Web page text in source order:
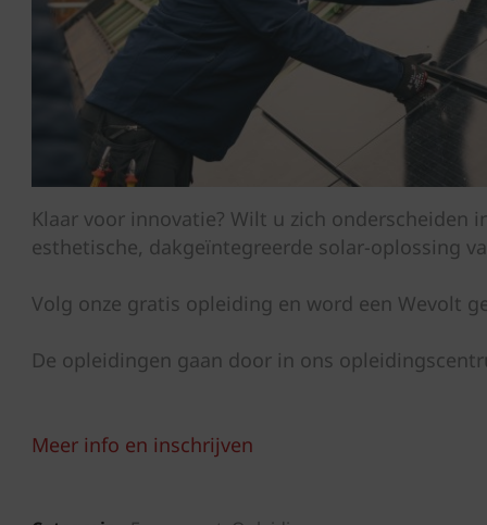
Klaar voor innovatie? Wilt u zich onderscheiden
esthetische, dakgeïntegreerde solar-oplossing
Volg onze gratis opleiding en word een Wevolt
De opleidingen gaan door in ons
Meer info en inschrijven